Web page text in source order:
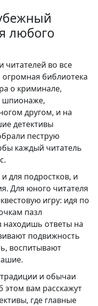
любого
читателей во все
библиотека
о криминале,
шпионаже,
другом, и на
детективы
пеструю
каждый читатель
для подростков, и
Для юного читателя
игру: идя по
пазл
находишь ответы на
подвижность
воспитывают
и обычаи
этом вам расскажут
где главные